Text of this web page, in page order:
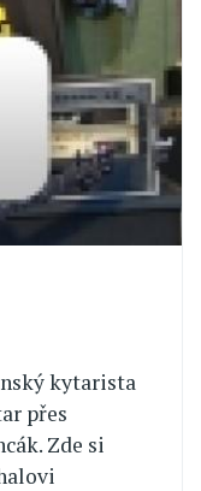
kytarista
přes
Zde si